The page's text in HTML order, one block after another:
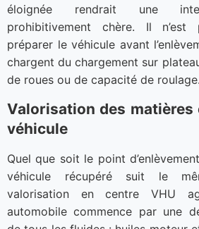
éloignée rendrait une
prohibitivement chère. Il n’est
préparer le véhicule avant
chargent du chargement sur
de roues ou de capacité de roulage.
Valorisation des matières
véhicule
Quel que soit le point
véhicule récupéré suit le
valorisation en centre VHU
automobile commence par une